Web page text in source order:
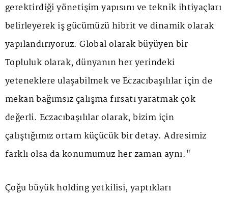
gerektirdiği yönetişim yapısını ve teknik ihtiyaçları
belirleyerek iş gücümüzü hibrit ve dinamik olarak
yapılandırıyoruz. Global olarak büyüyen bir
Topluluk olarak, dünyanın her yerindeki
yeteneklere ulaşabilmek ve Eczacıbaşılılar için de
mekan bağımsız çalışma fırsatı yaratmak çok
değerli. Eczacıbaşılılar olarak, bizim için
çalıştığımız ortam küçücük bir detay. Adresimiz
farklı olsa da konumumuz her zaman aynı."
Çoğu büyük holding yetkilisi, yaptıkları